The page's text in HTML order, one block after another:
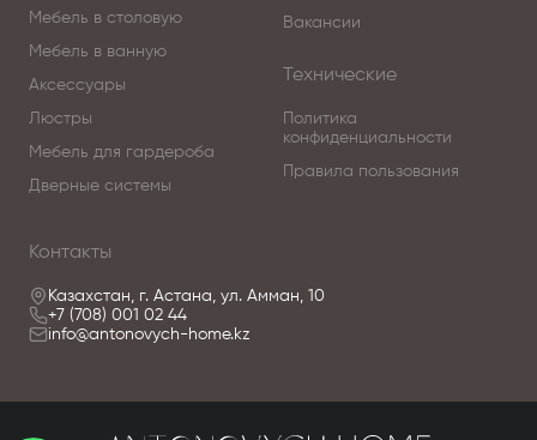
Мебель в столовую
Мебель в ванную
Аксессуары
Люстры
Мебель для гардероба
Дверные системы
Вакансии
Технические
Политика
конфиденциальности
Правила пользования
Контакты
Казахстан, г. Астана, ул. Амман, 10
+7 (708) 001 02 44
info@antonovych-home.kz